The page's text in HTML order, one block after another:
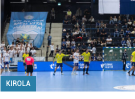
KIROLA